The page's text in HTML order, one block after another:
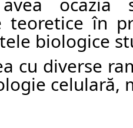
teoretice în
biologice
cu diverse
celulară,